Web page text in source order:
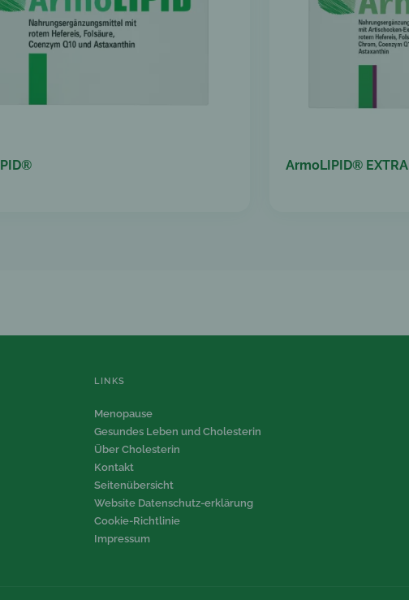
ArmoLIPID® EXTRA
LINKS
Menopause
Gesundes Leben und Cholesterin
Über Cholesterin
Kontakt
Seitenübersicht
Website Datenschutz-erklärung
Cookie-Richtlinie
Impressum